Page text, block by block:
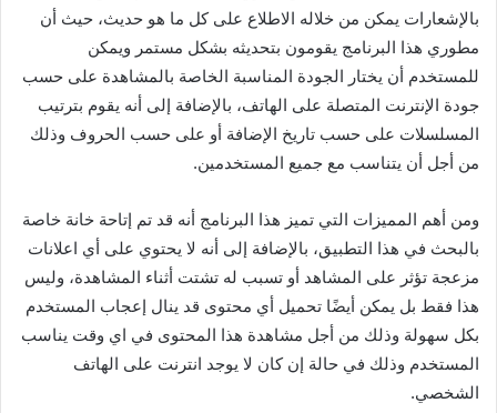
بالإشعارات يمكن من خلاله الاطلاع على كل ما هو حديث، حيث أن
مطوري هذا البرنامج يقومون بتحديثه بشكل مستمر ويمكن
للمستخدم أن يختار الجودة المناسبة الخاصة بالمشاهدة على حسب
جودة الإنترنت المتصلة على الهاتف، بالإضافة إلى أنه يقوم بترتيب
المسلسلات على حسب تاريخ الإضافة أو على حسب الحروف وذلك
من أجل أن يتناسب مع جميع المستخدمين.
ومن أهم المميزات التي تميز هذا البرنامج أنه قد تم إتاحة خانة خاصة
بالبحث في هذا التطبيق، بالإضافة إلى أنه لا يحتوي على أي اعلانات
مزعجة تؤثر على المشاهد أو تسبب له تشتت أثناء المشاهدة، وليس
هذا فقط بل يمكن أيضًا تحميل أي محتوى قد ينال إعجاب المستخدم
بكل سهولة وذلك من أجل مشاهدة هذا المحتوى في اي وقت يناسب
المستخدم وذلك في حالة إن كان لا يوجد انترنت على الهاتف
الشخصي.